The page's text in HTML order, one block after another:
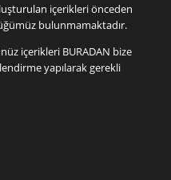
içerikleri önceden
bulunmamaktadır.
içerikleri BURADAN bize
yapılarak gerekli